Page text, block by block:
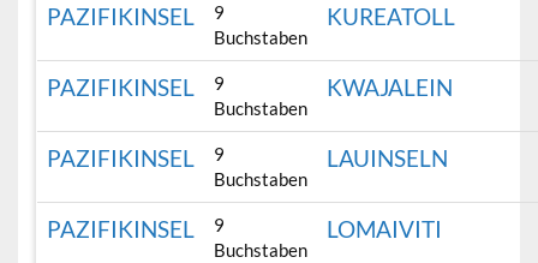
PAZIFIKINSEL
9
Buchstaben
KUREATOLL
PAZIFIKINSEL
9
Buchstaben
KWAJALEIN
PAZIFIKINSEL
9
Buchstaben
LAUINSELN
PAZIFIKINSEL
9
Buchstaben
LOMAIVITI